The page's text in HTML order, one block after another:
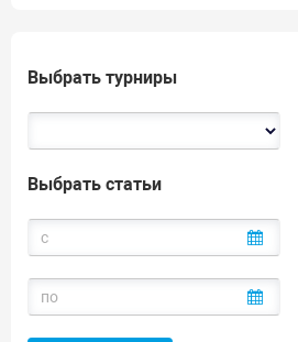
Выбрать турниры
Выбрать статьи